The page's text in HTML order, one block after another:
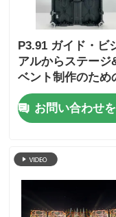
P3.91 ガイド・ビ
アルからステージ
ベント制作のため
LEDスクリーンの
タルお問い合わせ